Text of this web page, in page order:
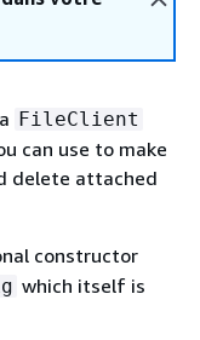
FileClient
can use to make
delete attached
constructor
which itself is